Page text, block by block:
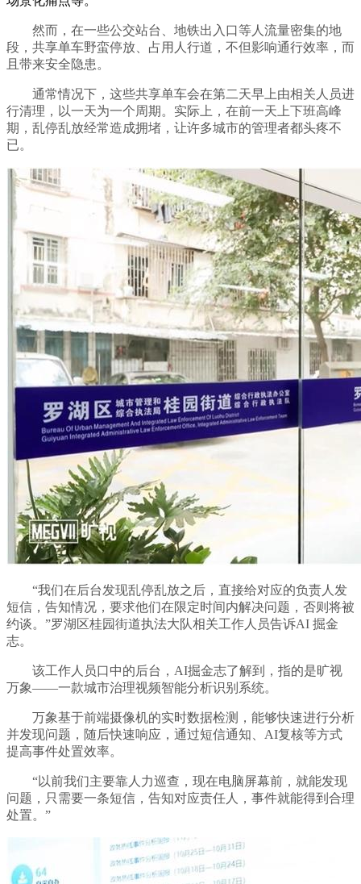
然而，在一些公交站台、地铁出入口等人流量密集的地
段，共享单车野蛮停放、占用人行道，不但影响通行效率，而
且带来安全隐患。
通常情况下，这些共享单车会在第二天早上由相关人员进
行清理，以一天为一个周期。实际上，在前一天上下班高峰
期，乱停乱放经常造成拥堵，让许多城市的管理者都头疼不
已。
“我们在后台发现乱停乱放之后，直接给对应的负责人发
短信，告知情况，要求他们在限定时间内解决问题，否则将被
约谈。”罗湖区桂园街道执法大队相关工作人员告诉AI 掘金
志。
该工作人员口中的后台，AI掘金志了解到，指的是旷视
万象——一款城市治理视频智能分析识别系统。
万象基于前端摄像机的实时数据检测，能够快速进行分析
并发现问题，随后快速响应，通过短信通知、AI复核等方式
提高事件处置效率。
“以前我们主要靠人力巡查，现在电脑屏幕前，就能发现
问题，只需要一条短信，告知对应责任人，事件就能得到合理
处置。”